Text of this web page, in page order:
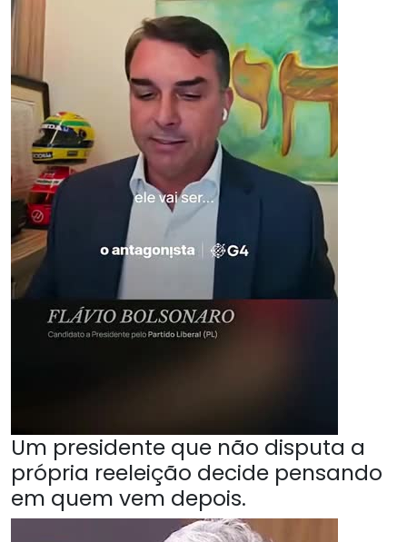
Um presidente que não disputa a
própria reeleição decide pensando
em quem vem depois.